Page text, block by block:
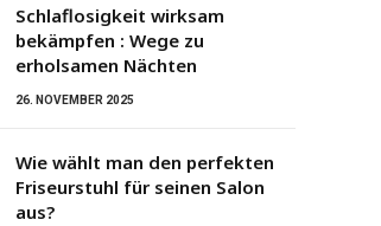
Schlaflosigkeit wirksam
bekämpfen : Wege zu
erholsamen Nächten
26. NOVEMBER 2025
Wie wählt man den perfekten
Friseurstuhl für seinen Salon
aus?